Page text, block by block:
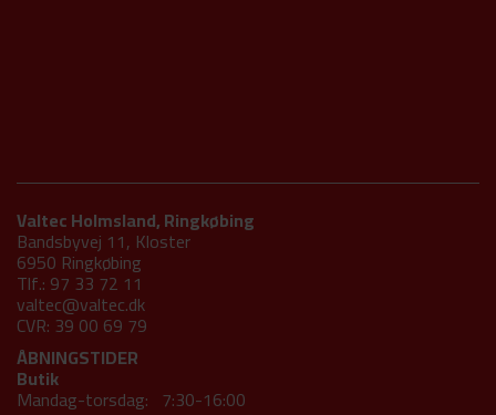
Valtec Holmsland, Ringkøbing
Bandsbyvej 11, Kloster
6950 Ringkøbing
Tlf.: 97 33 72 11
valtec@valtec.dk
CVR: 39 00 69 79
ÅBNINGSTIDER
Butik
Mandag-torsdag: 7:30-16:00